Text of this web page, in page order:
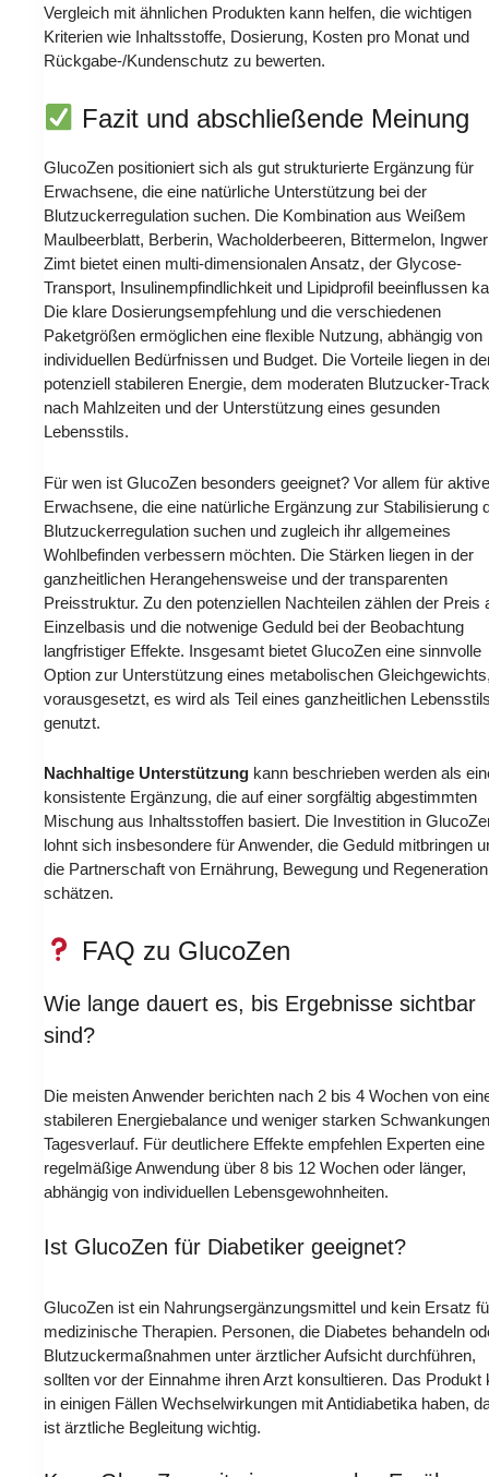
Vergleich mit ähnlichen Produkten kann helfen, die wichtigen
Kriterien wie Inhaltsstoffe, Dosierung, Kosten pro Monat und
Rückgabe-/Kundenschutz zu bewerten.
Fazit und abschließende Meinung
GlucoZen positioniert sich als gut strukturierte Ergänzung für
Erwachsene, die eine natürliche Unterstützung bei der
Blutzuckerregulation suchen. Die Kombination aus Weißem
Maulbeerblatt, Berberin, Wacholderbeeren, Bittermelon,
Zimt bietet einen multi-dimensionalen Ansatz, der Glycose-
Transport, Insulinempfindlichkeit und Lipidprofil beeinflussen
Die klare Dosierungsempfehlung und die verschiedenen
Paketgrößen ermöglichen eine flexible Nutzung, abhängig von
individuellen Bedürfnissen und Budget. Die Vorteile liegen in
potenziell stabileren Energie, dem moderaten Blutzucker-
nach Mahlzeiten und der Unterstützung eines gesunden
Lebensstils.
Für wen ist GlucoZen besonders geeignet? Vor allem für aktive
Erwachsene, die eine natürliche Ergänzung zur Stabilisierung
Blutzuckerregulation suchen und zugleich ihr allgemeines
Wohlbefinden verbessern möchten. Die Stärken liegen in der
ganzheitlichen Herangehensweise und der transparenten
Preisstruktur. Zu den potenziellen Nachteilen zählen der Preis
Einzelbasis und die notwenige Geduld bei der Beobachtung
langfristiger Effekte. Insgesamt bietet GlucoZen eine sinnvolle
Option zur Unterstützung eines metabolischen
vorausgesetzt, es wird als Teil eines ganzheitlichen
genutzt.
Nachhaltige Unterstützung kann beschrieben werden als
konsistente Ergänzung, die auf einer sorgfältig abgestimmten
Mischung aus Inhaltsstoffen basiert. Die Investition in
lohnt sich insbesondere für Anwender, die Geduld mitbringen
die Partnerschaft von Ernährung, Bewegung und Regeneration
schätzen.
FAQ zu GlucoZen
Wie lange dauert es, bis Ergebnisse sichtbar
sind?
Die meisten Anwender berichten nach 2 bis 4 Wochen von
stabileren Energiebalance und weniger starken
Tagesverlauf. Für deutlichere Effekte empfehlen Experten eine
regelmäßige Anwendung über 8 bis 12 Wochen oder länger,
abhängig von individuellen Lebensgewohnheiten.
Ist GlucoZen für Diabetiker geeignet?
GlucoZen ist ein Nahrungsergänzungsmittel und kein Ersatz
medizinische Therapien. Personen, die Diabetes behandeln
Blutzuckermaßnahmen unter ärztlicher Aufsicht durchführen,
sollten vor der Einnahme ihren Arzt konsultieren. Das Produkt
in einigen Fällen Wechselwirkungen mit Antidiabetika haben,
ist ärztliche Begleitung wichtig.